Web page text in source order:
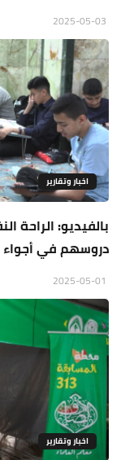
اخبار وتقارير
بالفيديو: الراحة
دروسهم في أجواء
اخبار وتقارير